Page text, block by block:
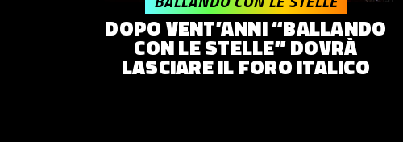
DOPO VENT’ANNI “BALLANDO
CON LE STELLE” DOVRÀ
LASCIARE IL FORO ITALICO